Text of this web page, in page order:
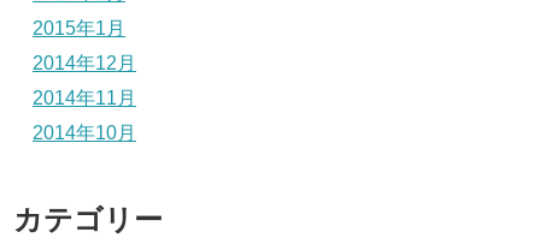
2015年1月
2014年12月
2014年11月
2014年10月
カテゴリー